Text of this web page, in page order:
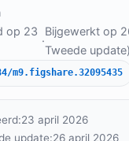
op 23
·
Bijgewerkt op
Tweede update)
m9.figshare.32095435
23 april 2026
update:26 april 2026